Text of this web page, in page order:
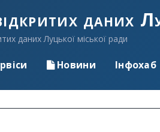
даних
даних Луцької міської ради
Новини Інфохаб